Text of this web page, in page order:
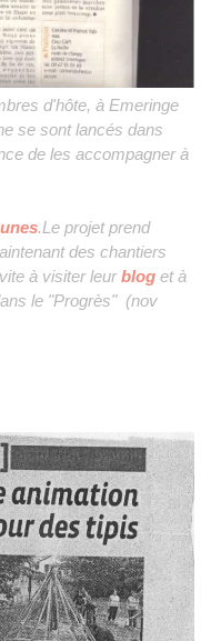
d'hôte, à Emeringe
se sont lancés dans
de les accompagner à
.Le projet prend
des chantiers
à visiter leurblog et à
le "Progrès" (nov